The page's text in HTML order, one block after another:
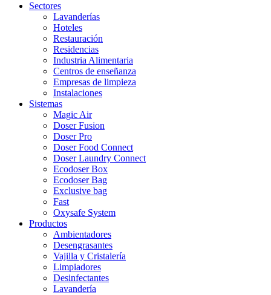
Sectores
Lavanderías
Hoteles
Restauración
Residencias
Industria Alimentaria
Centros de enseñanza
Empresas de limpieza
Instalaciones
Sistemas
Magic Air
Doser Fusion
Doser Pro
Doser Food Connect
Doser Laundry Connect​
Ecodoser Box
Ecodoser Bag
Exclusive bag
Fast
Oxysafe System
Productos
Ambientadores
Desengrasantes
Vajilla y Cristalería
Limpiadores
Desinfectantes
Lavandería